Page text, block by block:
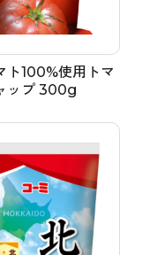
ト100%使用トマ
ップ 300g